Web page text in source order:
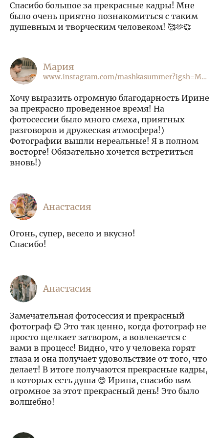
Спасибо большое за прекрасные кадры! Мне
было очень приятно познакомиться с таким
душевным и творческим человеком! 🥰🫶💞
Мария
www.instagram.com/mashkasummer?igsh=MWhlb3JkYXZmOWIzOA==
Хочу выразить огромную благодарность Ирине
за прекрасно проведенное время! На
фотосессии было много смеха, приятных
разговоров и дружеская атмосфера!)
Фотографии вышли нереальные! Я в полном
восторге! Обязательно хочется встретиться
вновь!)
Анастасия
Огонь, супер, весело и вкусно!
Спасибо!
Анастасия
Замечательная фотосессия и прекрасный
фотограф 😊 Это так ценно, когда фотограф не
просто щелкает затвором, а вовлекается с
вами в процесс! Видно, что у человека горят
глаза и она получает удовольствие от того, что
делает! В итоге получаются прекрасные кадры,
в которых есть душа 😍 Ирина, спасибо вам
огромное за этот прекрасный день! Это было
волшебно!